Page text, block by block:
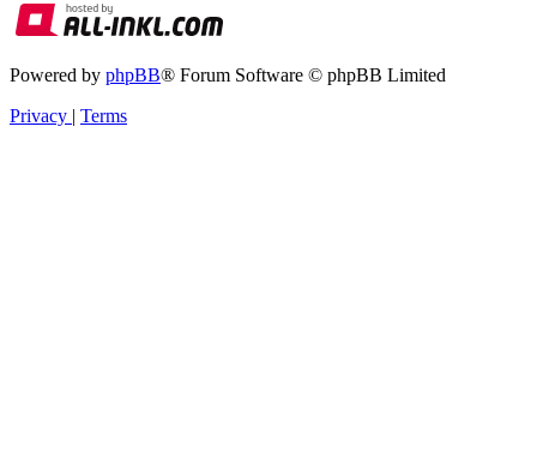
Powered by phpBB® Forum Software © phpBB Limited
Privacy | Terms